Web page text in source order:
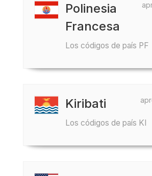
Polinesia
Francesa
Los códigos de país PF
Kiribati
Los códigos de país KI